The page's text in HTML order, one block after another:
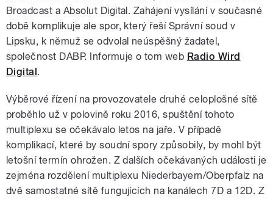
Broadcast a Absolut Digital. Zahájení vysílání v současné
době komplikuje ale spor, který řeší Správní soud v
Lipsku, k němuž se odvolal neúspěšný žadatel,
společnost DABP. Informuje o tom web Radio Wird
Digital.
Výběrové řízení na provozovatele druhé celoplošné sítě
proběhlo už v polovině roku 2016, spuštění tohoto
multiplexu se očekávalo letos na jaře. V případě
komplikací, které by soudní spory způsobily, by mohl být
letošní termín ohrožen. Z dalších očekávaných události je
zejména rozdělení multiplexu Niederbayern/Oberpfalz na
dvě samostatné sítě fungujících na kanálech 7D a 12D. Z